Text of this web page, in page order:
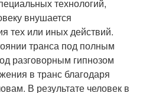
технологий,
внушается
тех или иных действий.
транса под полным
разговорным гипнозом
в транс благодаря
В результате человек в